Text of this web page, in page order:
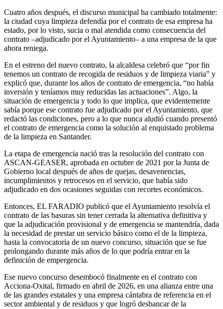
Cuatro años después, el discurso municipal ha cambiado totalmente:
la ciudad cuya limpieza defendía por el contrato de esa empresa ha
estado, por lo visto, sucia o mal atendida como consecuencia del
contrato –adjudicado por el Ayuntamiento– a una empresa de la que
ahora reniega.
En el estreno del nuevo contrato, la alcaldesa celebró que “por fin
tenemos un contrato de recogida de residuos y de limpieza viaria” y
explicó que, durante los años de contrato de emergencia, “no había
inversión y teníamos muy reducidas las actuaciones”. Algo, la
situación de emergencia y todo lo que implica, que evidentemente
sabía porque ese contrato fue adjudicado por el Ayuntamiento, que
redactó las condiciones, pero a lo que nunca aludió cuando presentó
el contrato de emergencia como la solución al enquistado problema
de la limpieza en Santander.
La etapa de emergencia nació tras la resolución del contrato con
ASCAN-GEASER, aprobada en octubre de 2021 por la Junta de
Gobierno local después de años de quejas, desavenencias,
incumplimientos y retrocesos en el servicio, que había sido
adjudicado en dos ocasiones seguidas con recortes económicos.
Entonces, EL FARADIO publicó que el Ayuntamiento resolvía el
contrato de las basuras sin tener cerrada la alternativa definitiva y
que la adjudicación provisional y de emergencia se mantendría, dada
la necesidad de prestar un servicio básico como el de la limpieza,
hasta la convocatoria de un nuevo concurso, situación que se fue
prolongando durante más años de lo que podría entrar en la
definición de empergencia.
Ese nuevo concurso desembocó finalmente en el contrato con
Acciona-Oxital, firmado en abril de 2026, en una alianza entre una
de las grandes estatales y una empresa cántabra de referencia en el
sector ambiental y de residuos y que logró desbancar de la